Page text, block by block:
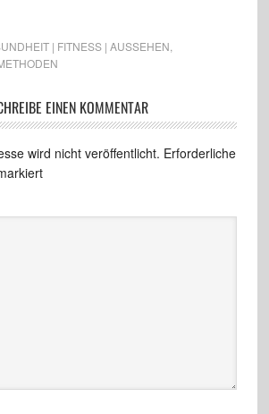
| FITNESS | AUSSEHEN
EINEN KOMMENTAR
wird nicht veröffentlicht. Erforderliche